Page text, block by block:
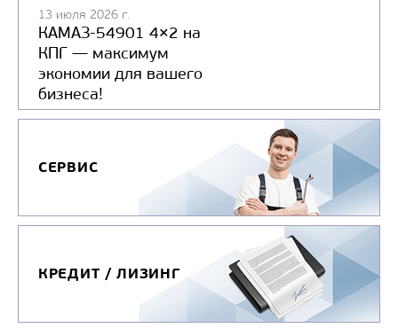
13 июля 2026 г.
КАМАЗ-54901 4×2 на
КПГ — максимум
экономии для вашего
бизнеса!
СЕРВИС
КРЕДИТ / ЛИЗИНГ